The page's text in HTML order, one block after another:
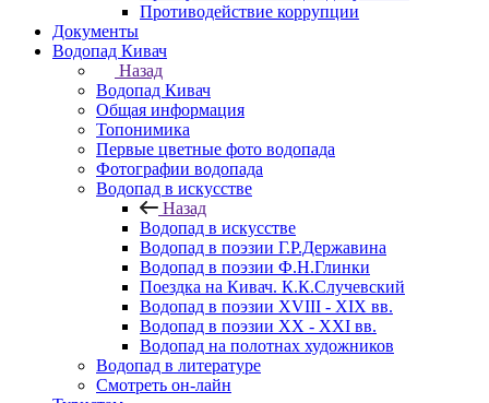
Противодействие коррупции
Документы
Водопад Кивач
Назад
Водопад Кивач
Общая информация
Топонимика
Первые цветные фото водопада
Фотографии водопада
Водопад в искусстве
Назад
Водопад в искусстве
Водопад в поэзии Г.Р.Державина
Водопад в поэзии Ф.Н.Глинки
Поездка на Кивач. К.К.Случевский
Водопад в поэзии XVIII - XIX вв.
Водопад в поэзии XX - XXI вв.
Водопад на полотнах художников
Водопад в литературе
Смотреть он-лайн